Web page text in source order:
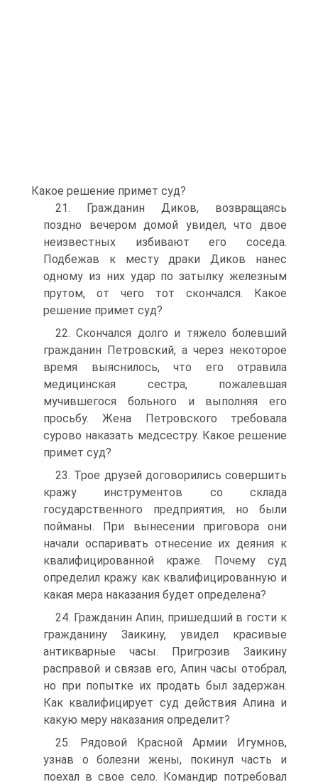
Какое решение примет суд?
21. Гражданин Диков, возвращаясь
поздно вечером домой увидел, что двое
неизвестных избивают его соседа.
Подбежав к месту драки Диков нанес
одному из них удар по затылку железным
прутом, от чего тот скончался. Какое
решение примет суд?
22. Скончался долго и тяжело болевший
гражданин Петровский, а через некоторое
время выяснилось, что его отравила
медицинская сестра, пожалевшая
мучившегося больного и выполняя его
просьбу. Жена Петровского требовала
сурово наказать медсестру. Какое решение
примет суд?
23. Трое друзей договорились совершить
кражу инструментов со склада
государственного предприятия, но были
пойманы. При вынесении приговора они
начали оспаривать отнесение их деяния к
квалифицированной краже. Почему суд
определил кражу как квалифицированную и
какая мера наказания будет определена?
24. Гражданин Апин, пришедший в гости к
гражданину Заикину, увидел красивые
антикварные часы. Пригрозив Заикину
расправой и связав его, Апин часы отобрал,
но при попытке их продать был задержан.
Как квалифицирует суд действия Апина и
какую меру наказания определит?
25. Рядовой Красной Армии Игумнов,
узнав о болезни жены, покинул часть и
поехал в свое село. Командир потребовал